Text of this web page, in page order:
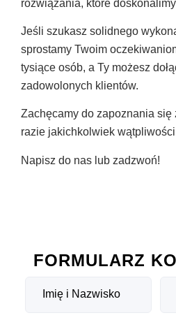
rozwiązania, które
Jeśli szukasz solidnego
sprostamy Twoim
tysiące osób, a Ty możesz
zadowolonych klientów.
Zachęcamy do zapoznania się
razie jakichkolwiek wątpliwości
Napisz do nas lub zadzwoń!
FORMULARZ